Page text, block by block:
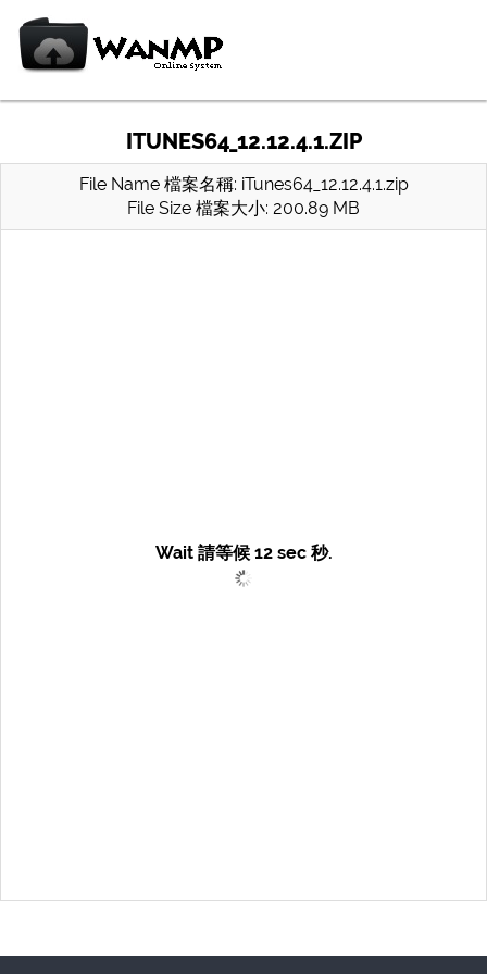
ITUNES64_12.12.4.1.ZIP
File Name 檔案名稱: iTunes64_12.12.4.1.zip
File Size 檔案大小: 200.89 MB
Wait 請等候 12sec 秒.